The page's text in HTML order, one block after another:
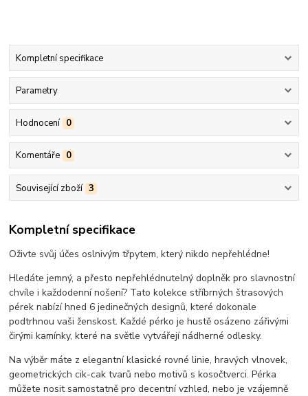
Kompletní specifikace
Parametry
Hodnocení 0
Komentáře 0
Související zboží 3
Kompletní specifikace
Oživte svůj účes oslnivým třpytem, který nikdo nepřehlédne!
Hledáte jemný, a přesto nepřehlédnutelný doplněk pro slavnostní
chvíle i každodenní nošení? Tato kolekce stříbrných štrasových
pérek nabízí hned 6 jedinečných designů, které dokonale
podtrhnou vaši ženskost. Každé pérko je hustě osázeno zářivými
čirými kamínky, které na světle vytvářejí nádherné odlesky.
Na výběr máte z elegantní klasické rovné linie, hravých vlnovek,
geometrických cik-cak tvarů nebo motivů s kosočtverci. Pérka
můžete nosit samostatně pro decentní vzhled, nebo je vzájemně